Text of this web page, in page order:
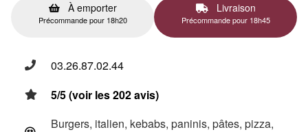
À emporter
Précommande pour 18h20
Livraison
Précommande pour 18h45
03.26.87.02.44
5/5 (voir les 202 avis)
Burgers, italien, kebabs, paninis, pâtes, pizza,